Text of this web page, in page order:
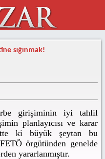
sığınmak!
girişiminin iyi tahlil
planlayıcısı ve karar
ki büyük şeytan bu
örgütünden genelde
yararlanmıştır.